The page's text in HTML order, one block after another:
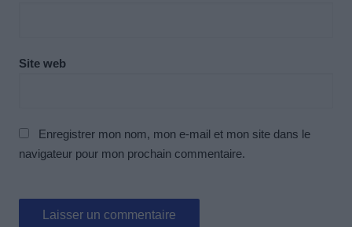
Site web
Enregistrer mon nom, mon e-mail et mon site dans le
navigateur pour mon prochain commentaire.